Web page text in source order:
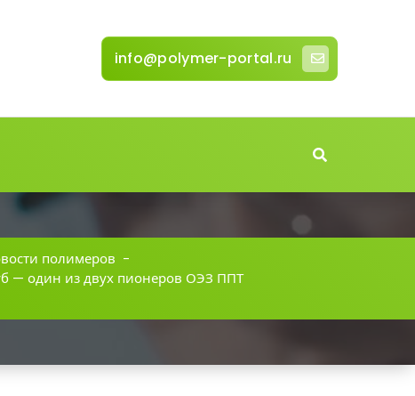
info@polymer-portal.ru
полимеров -
— один из двух пионеров ОЭЗ ППТ